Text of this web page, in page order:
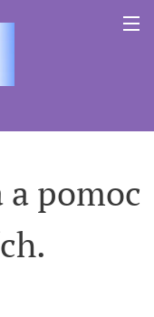
pomoc